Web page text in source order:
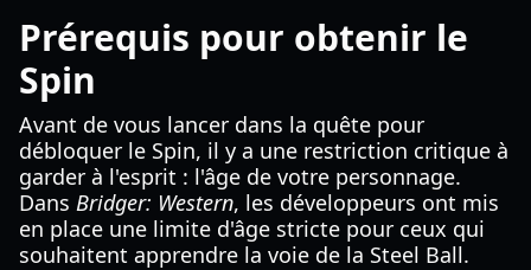
Prérequis pour obtenir le
Spin
Avant de vous lancer dans la quête pour
débloquer le Spin, il y a une restriction critique à
garder à l'esprit : l'âge de votre personnage.
Dans Bridger: Western, les développeurs ont mis
en place une limite d'âge stricte pour ceux qui
souhaitent apprendre la voie de la Steel Ball.